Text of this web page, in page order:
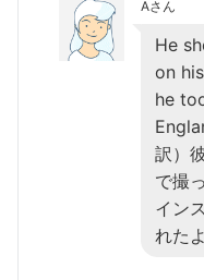
Aさん
He
on
he
訳）
で撮
イン
れたよ